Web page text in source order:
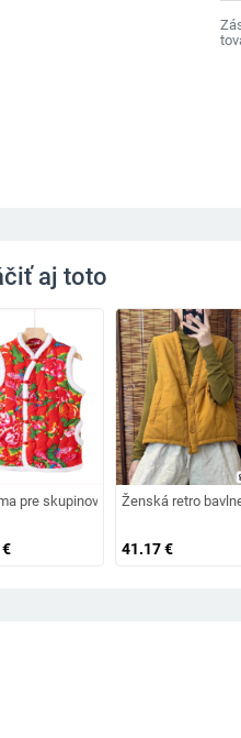
aj toto
2025, voľný strih, stojací golier,
pre skupinový tanec štvorcov,
€
Ženská retro
41.17€